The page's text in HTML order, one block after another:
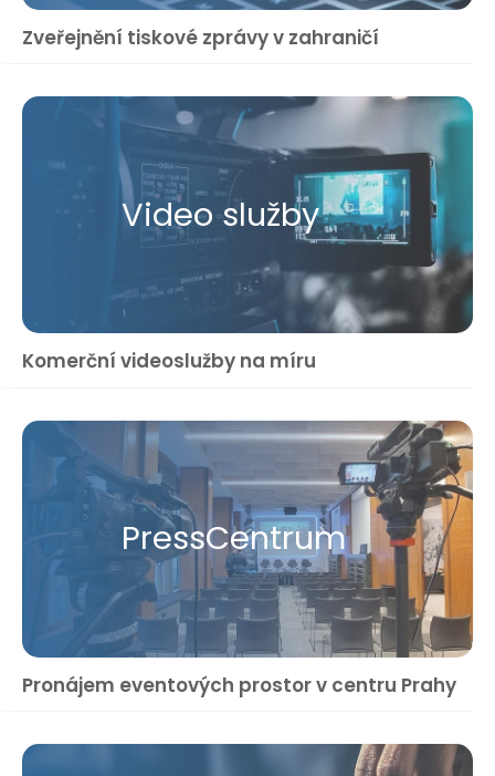
Zveřejnění tiskové zprávy v zahraničí
Video služby
Komerční videoslužby na míru
Press​Centrum
Pronájem eventových prostor v centru Prahy